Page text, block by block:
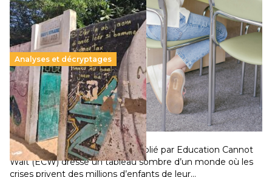
Analyses et décryptages
258 millions d’enfants victimes de la guerre, des
chocs climatiques et des déplacements de
population
11 juillet 2026- National
Un nouveau rapport mondial publié par Education Cannot
Wait (ECW) dresse un tableau sombre d’un monde où les
crises privent des millions d’enfants de leur…